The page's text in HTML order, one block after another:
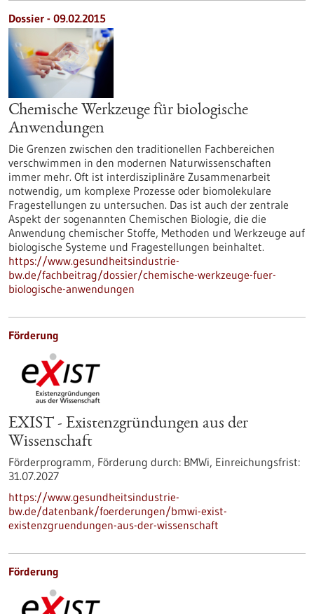
Dossier - 09.02.2015
Chemische Werkzeuge für biologische
Anwendungen
Die Grenzen zwischen den traditionellen Fachbereichen
verschwimmen in den modernen Naturwissenschaften
immer mehr. Oft ist interdisziplinäre Zusammenarbeit
notwendig, um komplexe Prozesse oder biomolekulare
Fragestellungen zu untersuchen. Das ist auch der zentrale
Aspekt der sogenannten Chemischen Biologie, die die
Anwendung chemischer Stoffe, Methoden und Werkzeuge auf
biologische Systeme und Fragestellungen beinhaltet.
https://www.gesundheitsindustrie-
bw.de/fachbeitrag/dossier/chemische-werkzeuge-fuer-
biologische-anwendungen
Förderung
EXIST - Existenzgründungen aus der
Wissenschaft
Förderprogramm, Förderung durch: BMWi, Einreichungsfrist:
31.07.2027
https://www.gesundheitsindustrie-
bw.de/datenbank/foerderungen/bmwi-exist-
existenzgruendungen-aus-der-wissenschaft
Förderung